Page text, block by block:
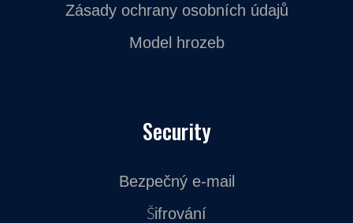
Zásady ochrany osobních údajů
Model hrozeb
Security
Bezpečný e-mail
Šifrování